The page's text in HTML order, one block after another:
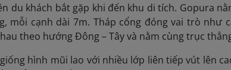
du khách bắt gặp khi đến khu di tích. Gopura
mỗi cạnh dài 7m. Tháp cổng đóng vai trò như
theo hướng Đông – Tây và nằm cùng trục
hình mũi lao với nhiều lớp liên tiếp vút lên